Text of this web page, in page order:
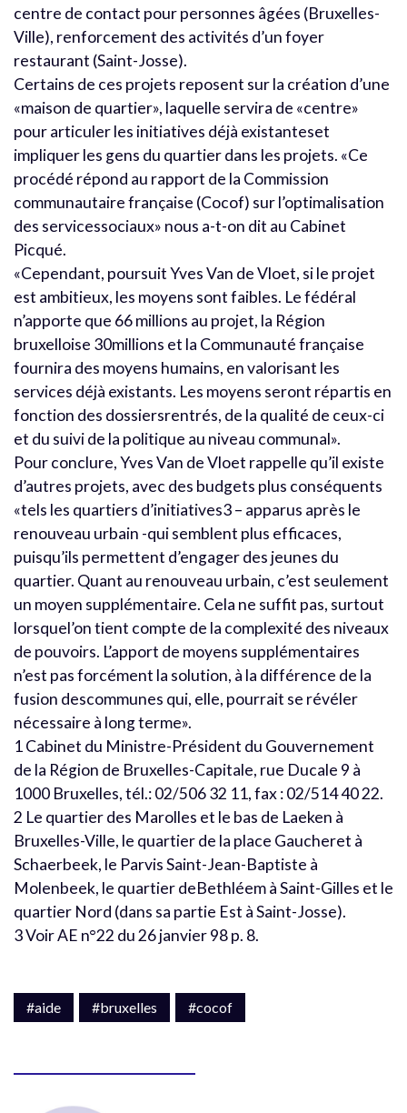
centre de contact pour personnes âgées (Bruxelles-
Ville), renforcement des activités d’un foyer
restaurant (Saint-Josse).
Certains de ces projets reposent sur la création d’une
«maison de quartier», laquelle servira de «centre»
pour articuler les initiatives déjà existanteset
impliquer les gens du quartier dans les projets. «Ce
procédé répond au rapport de la Commission
communautaire française (Cocof) sur l’optimalisation
des servicessociaux» nous a-t-on dit au Cabinet
Picqué.
«Cependant, poursuit Yves Van de Vloet, si le projet
est ambitieux, les moyens sont faibles. Le fédéral
n’apporte que 66 millions au projet, la Région
bruxelloise 30millions et la Communauté française
fournira des moyens humains, en valorisant les
services déjà existants. Les moyens seront répartis en
fonction des dossiersrentrés, de la qualité de ceux-ci
et du suivi de la politique au niveau communal».
Pour conclure, Yves Van de Vloet rappelle qu’il existe
d’autres projets, avec des budgets plus conséquents
«tels les quartiers d’initiatives3 – apparus après le
renouveau urbain -qui semblent plus efficaces,
puisqu’ils permettent d’engager des jeunes du
quartier. Quant au renouveau urbain, c’est seulement
un moyen supplémentaire. Cela ne suffit pas, surtout
lorsquel’on tient compte de la complexité des niveaux
de pouvoirs. L’apport de moyens supplémentaires
n’est pas forcément la solution, à la différence de la
fusion descommunes qui, elle, pourrait se révéler
nécessaire à long terme».
1 Cabinet du Ministre-Président du Gouvernement
de la Région de Bruxelles-Capitale, rue Ducale 9 à
1000 Bruxelles, tél.: 02/506 32 11, fax : 02/514 40 22.
2 Le quartier des Marolles et le bas de Laeken à
Bruxelles-Ville, le quartier de la place Gaucheret à
Schaerbeek, le Parvis Saint-Jean-Baptiste à
Molenbeek, le quartier deBethléem à Saint-Gilles et le
quartier Nord (dans sa partie Est à Saint-Josse).
3 Voir AE n°22 du 26 janvier 98 p. 8.
#aide #bruxelles #cocof